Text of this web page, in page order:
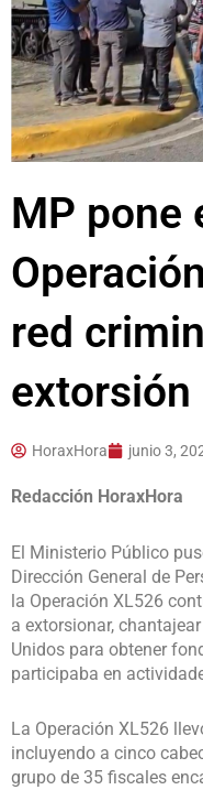
MP pone
red
extorsión
HoraxHora junio 3,
Redacción HoraxHora
El Ministerio Público
Dirección General de
la Operación XL526
a extorsionar,
Unidos para obtener
participaba en
La Operación XL526
incluyendo a cinco
grupo de 35 fiscales